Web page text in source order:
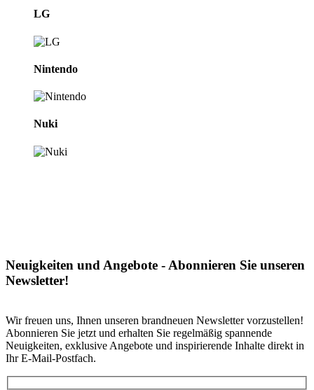
LG
Nintendo
Nuki
Neuigkeiten und Angebote - Abonnieren Sie unseren
Newsletter!
Wir freuen uns, Ihnen unseren brandneuen Newsletter vorzustellen!
Abonnieren Sie jetzt und erhalten Sie regelmäßig spannende
Neuigkeiten, exklusive Angebote und inspirierende Inhalte direkt in
Ihr E-Mail-Postfach.